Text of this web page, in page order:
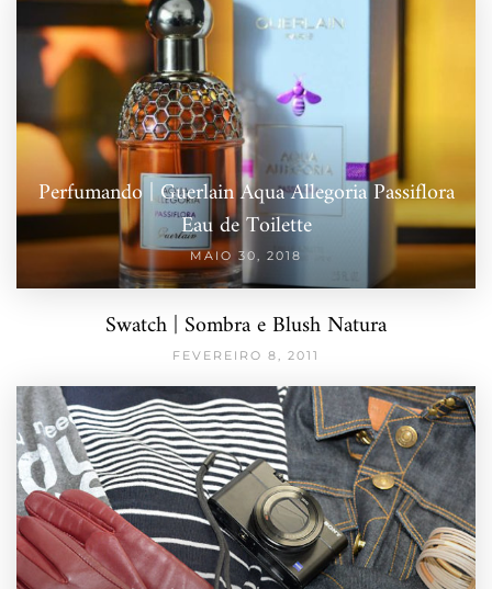
Perfumando | Guerlain Aqua Allegoria Passiflora
Eau de Toilette
MAIO 30, 2018
Swatch | Sombra e Blush Natura
FEVEREIRO 8, 2011